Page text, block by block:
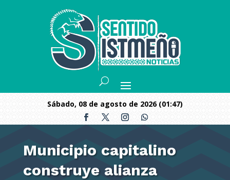
sábado, 08 de agosto de 2026 (01:47)
Municipio capitalino
construye alianza